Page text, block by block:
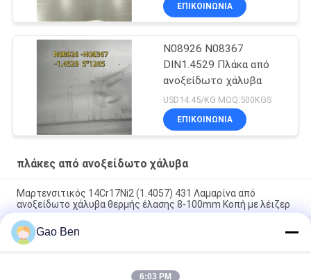
ΕΠΙΚΟΙΝΩΝΙΑ
N08926 N08367
DIN1.4529 Πλάκα από
ανοξείδωτο χάλυβα
USD14.45/KG MOQ:500KGS
ΕΠΙΚΟΙΝΩΝΙΑ
πλάκες από ανοξείδωτο χάλυβα
Μαρτενσιτικός 14Cr17Ni2 (1.4057) 431 Λαμαρίνα από
ανοξείδωτο χάλυβα θερμής έλασης 8-100mm Κοπή με λέιζερ
Σύνθεση 20 πλάκας Incoloy20 Carpenter20Cb-3 UNSN08020
2.4460 8MM X 1500 X 6000MM
Ανθεκτικό σε υψηλή θερμοκρασία θερμής έλασης DIN 1.4845
Gao Ben
6:03 PM